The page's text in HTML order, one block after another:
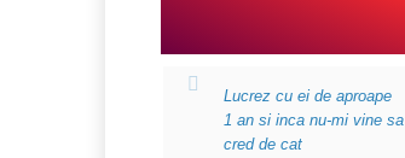
Lucrez cu ei de aproape
1 an si inca nu-mi vine sa
cred de cat